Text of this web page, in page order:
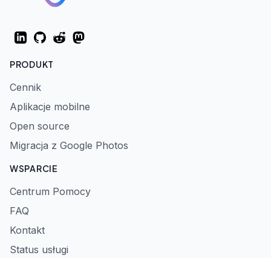
LinkedInGitHubRedditMastodon
PRODUKT
Cennik
Aplikacje mobilne
Open source
Migracja z Google Photos
WSPARCIE
Centrum Pomocy
FAQ
Kontakt
Status usługi